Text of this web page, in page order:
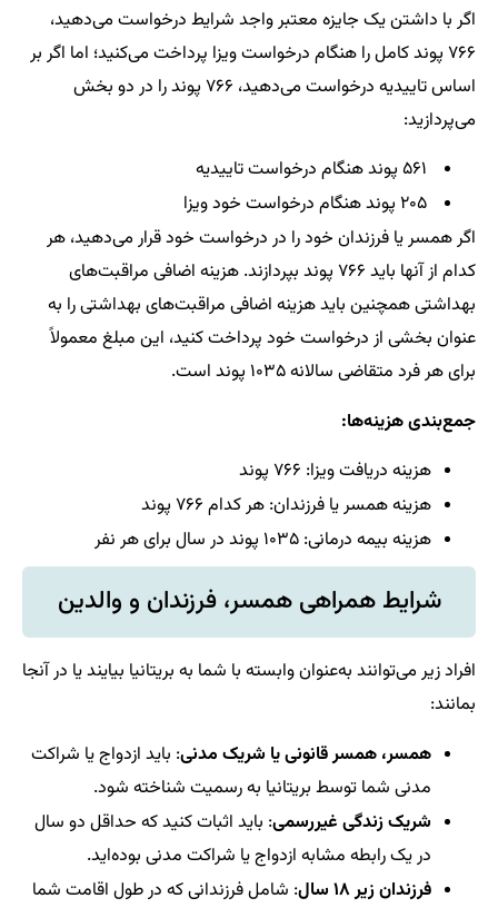
اگر با داشتن یک جایزه معتبر واجد شرایط درخواست می‌دهید،
۷۶۶ پوند کامل را هنگام درخواست ویزا پرداخت می‌کنید؛ اما اگر بر
اساس تاییدیه درخواست می‌دهید، ۷۶۶ پوند را در دو بخش
می‌پردازید:
اگر همسر یا فرزندان خود را در درخواست خود قرار می‌دهید، هر
کدام از آنها باید ۷۶۶ پوند بپردازند. هزینه اضافی مراقبت‌های
بهداشتی همچنین باید هزینه اضافی مراقبت‌های بهداشتی را به
عنوان بخشی از درخواست خود پرداخت کنید، این مبلغ معمولاً
برای هر فرد متقاضی سالانه ۱۰۳۵ پوند است.
جمع‌بندی هزینه‌ها:
هزینه دریافت ویزا: ۷۶۶ پوند
هزینه همسر یا فرزندان: هر کدام ۷۶۶ پوند
هزینه بیمه درمانی: ۱۰۳۵ پوند در سال برای هر نفر
شرایط همراهی همسر، فرزندان و والدین
افراد زیر می‌توانند به‌عنوان وابسته با شما به بریتانیا بیایند یا در آنجا
بمانند:
همسر، همسر قانونی یا شریک مدنی: باید ازدواج یا شراکت
مدنی شما توسط بریتانیا به رسمیت شناخته شود.
شریک زندگی غیررسمی: باید اثبات کنید که حداقل دو سال
در یک رابطه مشابه ازدواج یا شراکت مدنی بوده‌اید.
فرزندان زیر ۱۸ سال
: شامل فرزندانی که در طول اقامت شما